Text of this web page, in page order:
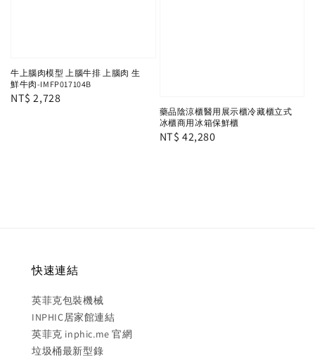
牛上腦肉模型 上腦牛排 上腦肉 生
鮮牛肉-IMFP017104B
Regular
NT$ 2,728
藥品陰涼櫃醫用展示櫃冷藏櫃立式
冰櫃商用冰箱保鮮櫃
Regular
NT$ 42,280
快速連結
英菲克包裝機械
INPHIC居家館連結
英菲克 inphic.me 官網
垃圾桶最新型錄